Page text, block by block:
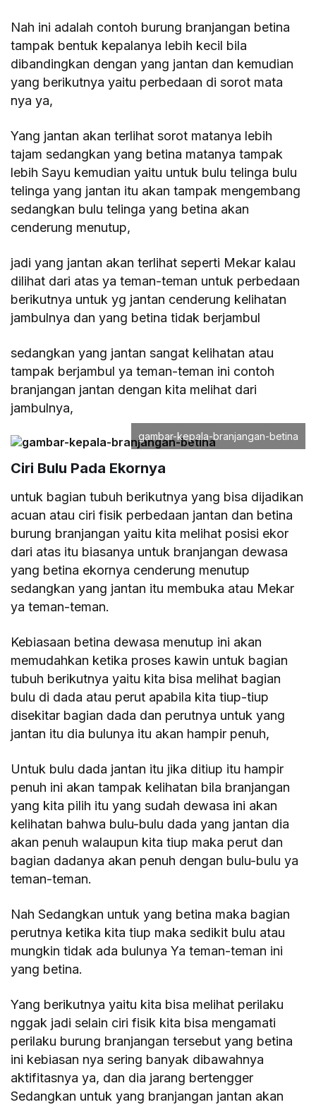
Nah ini adalah contoh burung branjangan betina
tampak bentuk kepalanya lebih kecil bila
dibandingkan dengan yang jantan dan kemudian
yang berikutnya yaitu perbedaan di sorot mata
nya ya,
Yang jantan akan terlihat sorot matanya lebih
tajam sedangkan yang betina matanya tampak
lebih Sayu kemudian yaitu untuk bulu telinga bulu
telinga yang jantan itu akan tampak mengembang
sedangkan bulu telinga yang betina akan
cenderung menutup,
jadi yang jantan akan terlihat seperti Mekar kalau
dilihat dari atas ya teman-teman untuk perbedaan
berikutnya untuk yg jantan cenderung kelihatan
jambulnya dan yang betina tidak berjambul
sedangkan yang jantan sangat kelihatan atau
tampak berjambul ya teman-teman ini contoh
branjangan jantan dengan kita melihat dari
jambulnya,
gambar-kepala-branjangan-betina
Ciri Bulu Pada Ekornya
untuk bagian tubuh berikutnya yang bisa dijadikan
acuan atau ciri fisik perbedaan jantan dan betina
burung branjangan yaitu kita melihat posisi ekor
dari atas itu biasanya untuk branjangan dewasa
yang betina ekornya cenderung menutup
sedangkan yang jantan itu membuka atau Mekar
ya teman-teman.
Kebiasaan betina dewasa menutup ini akan
memudahkan ketika proses kawin untuk bagian
tubuh berikutnya yaitu kita bisa melihat bagian
bulu di dada atau perut apabila kita tiup-tiup
disekitar bagian dada dan perutnya untuk yang
jantan itu dia bulunya itu akan hampir penuh,
Untuk bulu dada jantan itu jika ditiup itu hampir
penuh ini akan tampak kelihatan bila branjangan
yang kita pilih itu yang sudah dewasa ini akan
kelihatan bahwa bulu-bulu dada yang jantan dia
akan penuh walaupun kita tiup maka perut dan
bagian dadanya akan penuh dengan bulu-bulu ya
teman-teman.
Nah Sedangkan untuk yang betina maka bagian
perutnya ketika kita tiup maka sedikit bulu atau
mungkin tidak ada bulunya Ya teman-teman ini
yang betina.
Yang berikutnya yaitu kita bisa melihat perilaku
nggak jadi selain ciri fisik kita bisa mengamati
perilaku burung branjangan tersebut yang betina
ini kebiasan nya sering banyak dibawahnya
aktifitasnya ya, dan dia jarang bertengger
Sedangkan untuk yang branjangan jantan akan